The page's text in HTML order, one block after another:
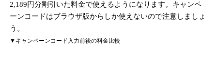
2,189円分割引いた料金で使えるようになります。キャンペ
ーンコードはブラウザ版からしか使えないので注意しましょ
う。
▼キャンペーンコード入力前後の料金比較